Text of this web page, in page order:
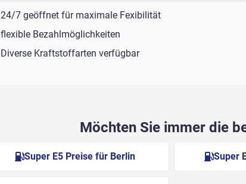
24/7 geöffnet für maximale Fexibilität
flexible Bezahlmöglichkeiten
Diverse Kraftstoffarten verfügbar
Möchten Sie immer die
Super E5 Preise für Berlin Super